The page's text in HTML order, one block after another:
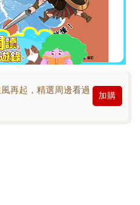
再起，精選周邊看過
加購